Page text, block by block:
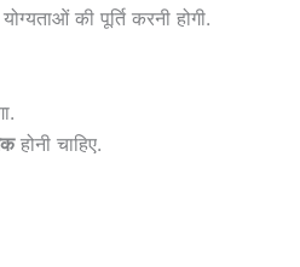
की पूर्ति करनी होगी.
होनी चाहिए.